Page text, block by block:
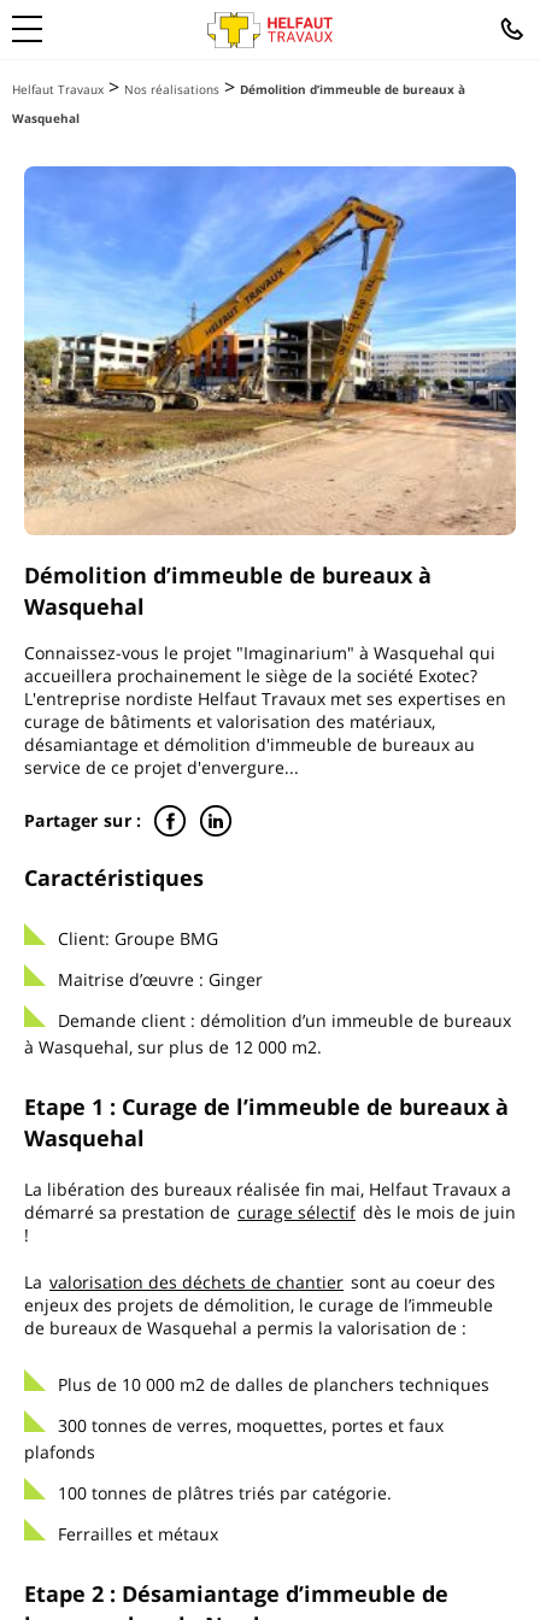
Helfaut Travaux > Nos réalisations > Démolition d’immeuble de bureaux à
Wasquehal
Démolition d’immeuble de bureaux à
Wasquehal
Connaissez-vous le projet "Imaginarium" à Wasquehal qui
accueillera prochainement le siège de la société Exotec?
L'entreprise nordiste Helfaut Travaux met ses expertises en
curage de bâtiments et valorisation des matériaux,
désamiantage et démolition d'immeuble de bureaux au
service de ce projet d'envergure...
Partager sur :
Caractéristiques
Client: Groupe BMG
Maitrise d’œuvre : Ginger
Demande client : démolition d’un immeuble de bureaux
à Wasquehal, sur plus de 12 000 m2.
Etape 1 : Curage de l’immeuble de bureaux à
Wasquehal
La libération des bureaux réalisée fin mai, Helfaut Travaux a
démarré sa prestation de curage sélectif dès le mois de juin
!
La valorisation des déchets de chantier sont au coeur des
enjeux des projets de démolition, le curage de l’immeuble
de bureaux de Wasquehal a permis la valorisation de :
Plus de 10 000 m2 de dalles de planchers techniques
300 tonnes de verres, moquettes, portes et faux
plafonds
100 tonnes de plâtres triés par catégorie.
Ferrailles et métaux
Etape 2 : Désamiantage d’immeuble de